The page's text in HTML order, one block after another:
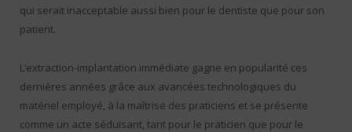
qui serait inacceptable aussi bien pour le dentiste que pour son
patient.
L’extraction-implantation immédiate gagne en popularité ces
dernières années grâce aux avancées technologiques du
matériel employé, à la maîtrise des praticiens et se présente
comme un acte séduisant, tant pour le praticien que pour le